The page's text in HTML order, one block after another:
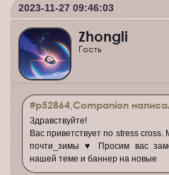
2023-11-27 09:46:03
Zhongli
Гость
#p52864,Companion
Здравствуйте!
Вас приветствует no stress
почти_зимы ♥ Просим вас
нашей теме и баннер на новые